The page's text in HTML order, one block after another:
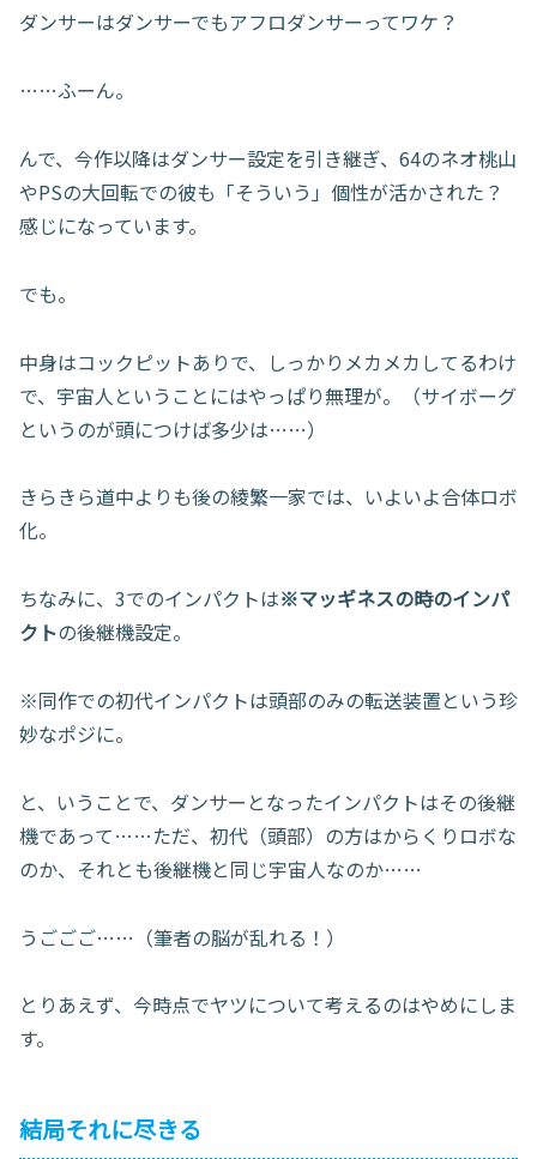
ダンサーはダンサーでもアフロダンサーってワケ？
……ふーん。
んで、今作以降はダンサー設定を引き継ぎ、64のネオ桃山
やPSの大回転での彼も「そういう」個性が活かされた？
感じになっています。
でも。
中身はコックピットありで、しっかりメカメカしてるわけ
で、宇宙人ということにはやっぱり無理が。（サイボーグ
というのが頭につけば多少は……）
きらきら道中よりも後の綾繁一家では、いよいよ合体ロボ
化。
ちなみに、3でのインパクトは※マッギネスの時のインパ
クトの後継機設定。
※同作での初代インパクトは頭部のみの転送装置という珍
妙なポジに。
と、いうことで、ダンサーとなったインパクトはその後継
機であって……ただ、初代（頭部）の方はからくりロボな
のか、それとも後継機と同じ宇宙人なのか……
うごごご……（筆者の脳が乱れる！）
とりあえず、今時点でヤツについて考えるのはやめにしま
す。
結局それに尽きる